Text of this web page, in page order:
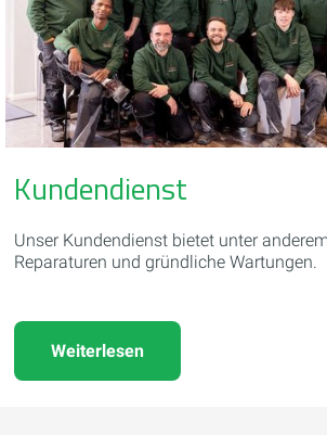
Kundendienst
Unser Kundendienst bietet unter
Reparaturen und gründliche Wartungen.
Weiterlesen